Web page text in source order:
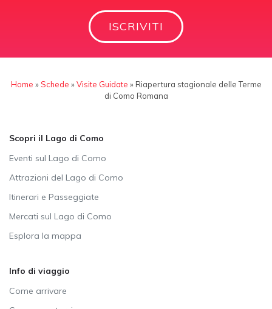
ISCRIVITI
Home »Schede »Visite Guidate » Riapertura stagionale delle Terme
di Como Romana
Scopri il Lago di Como
Eventi sul Lago di Como
Attrazioni del Lago di Como
Itinerari e Passeggiate
Mercati sul Lago di Como
Esplora la mappa
Info di viaggio
Come arrivare